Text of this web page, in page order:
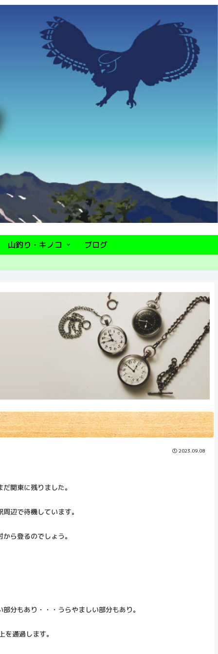
山釣り・キノコ ブログ
2023.09.08
関東に残りました。
辺で待機しています。
ら登るのでしょう。
分もあり・・・うらやましい部分もあり。
通過します。